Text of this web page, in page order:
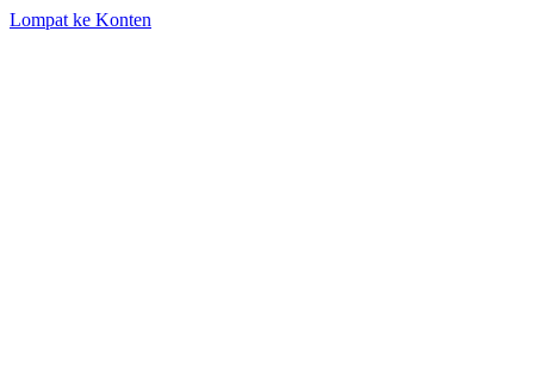
Lompat ke Konten